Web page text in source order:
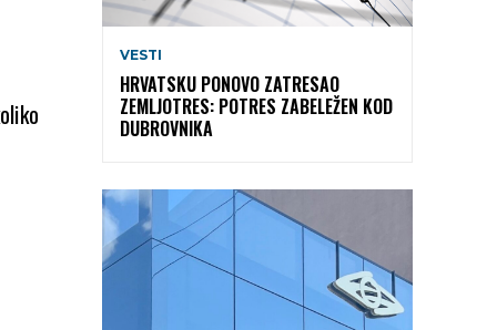
VESTI
HRVATSKU PONOVO ZATRESAO
ZEMLJOTRES: POTRES ZABELEŽEN KOD
DUBROVNIKA